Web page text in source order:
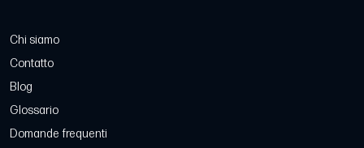
Chi siamo
Contatto
Blog
Glossario
Domande frequenti